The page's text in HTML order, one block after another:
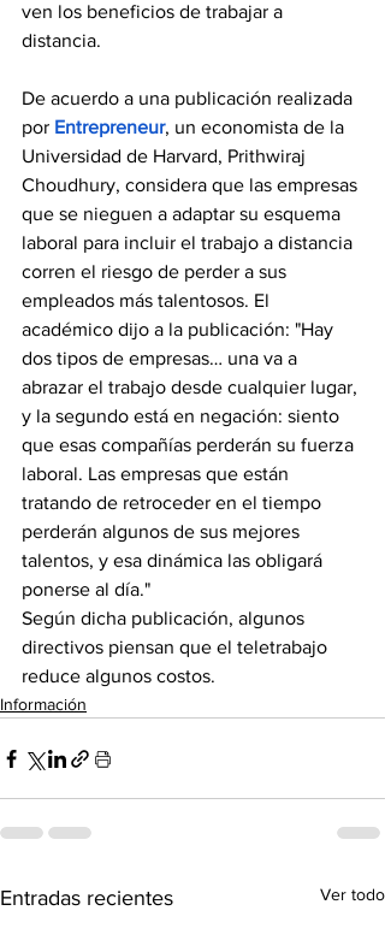
ven los beneficios de trabajar a
distancia.
De acuerdo a una publicación realizada
por Entrepreneur, un economista de la
Universidad de Harvard, Prithwiraj
Choudhury, considera que las empresas
que se nieguen a adaptar su esquema
laboral para incluir el trabajo a distancia
corren el riesgo de perder a sus
empleados más talentosos. El
académico dijo a la publicación: "Hay
dos tipos de empresas… una va a
abrazar el trabajo desde cualquier lugar,
y la segundo está en negación: siento
que esas compañías perderán su fuerza
laboral. Las empresas que están
tratando de retroceder en el tiempo
perderán algunos de sus mejores
talentos, y esa dinámica las obligará
ponerse al día."
Según dicha publicación, algunos
directivos piensan que el teletrabajo
reduce algunos costos.
Información
Entradas recientes Ver todo